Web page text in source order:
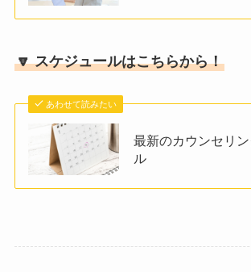
🔽 スケジュールはこちらから！
あわせて読みたい
最新のカウンセリ
ル